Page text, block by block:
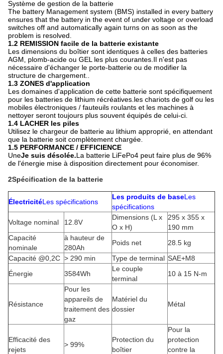
Système de gestion de la batterie
The battery Management system (BMS) installed in every battery
ensures that the battery in the event of under voltage or overload
switches off and automatically again turns on as soon as the
problem is resolved.
1.2 REMISSION facile de la batterie existante
Les dimensions du boîtier sont identiques à celles des batteries
AGM, plomb-acide ou GEL les plus courantes.Il n'est pas
nécessaire d'échanger le porte-batterie ou de modifier la
structure de chargement..
1.3 ZONES d'application
Les domaines d'application de cette batterie sont spécifiquement
pour les batteries de lithium récréatives.les chariots de golf ou les
mobiles électroniques / fauteuils roulants et les machines à
nettoyer seront toujours plus souvent équipés de celui-ci.
1.4 LACHER les piles
Utilisez le chargeur de batterie au lithium approprié, en attendant
que la batterie soit complètement chargée.
1.5 PERFORMANCE / EFFICIENCE
UneJe suis désolée.La batterie LiFePo4 peut faire plus de 96%
de l'énergie mise à disposition directement pour économiser.
2Spécification de la batterie
ÉlectricitéLes spécifications
Les produits de baseLes
spécifications
Voltage nominal
12.8V
Dimensions (L x
O x H)
295 x 355 x
190 mm
Capacité
nominale
à hauteur de
280Ah
Poids net
28.5 kg
Capacité @0,2C > 290 min Type de terminal SAE+M8
Énergie
3584Wh
Le couple
terminal
10 à 15 N-m
Résistance
Pour les
appareils de
traitement des
gaz
Matériel du
dossier
Métal
Efficacité des
rejets
> 99%
Protection du
boîtier
Pour la
protection
contre la